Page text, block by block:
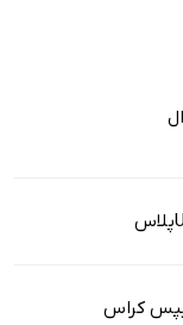
کراس